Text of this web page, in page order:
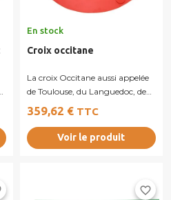
En stock
Croix occitane
La croix Occitane aussi appelée
de Toulouse, du Languedoc, de
Forcalquier, de Venasque ou...
359,62 € TTC
Voir le produit
favorite_border